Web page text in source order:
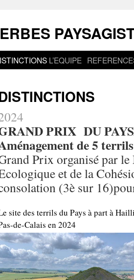
L’EQUIPE
PRIX DU
de 5
Prix organisé par
et de la
(3è sur
site des terrils du Pays à part à
de-Calais en 2024